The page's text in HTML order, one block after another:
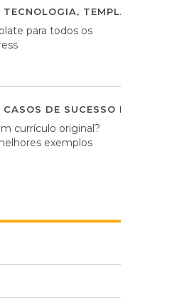
TECNOLOGIA, TEMPLATES
para todos os
CASOS DE SUCESSO DE
currículo original?
exemplos